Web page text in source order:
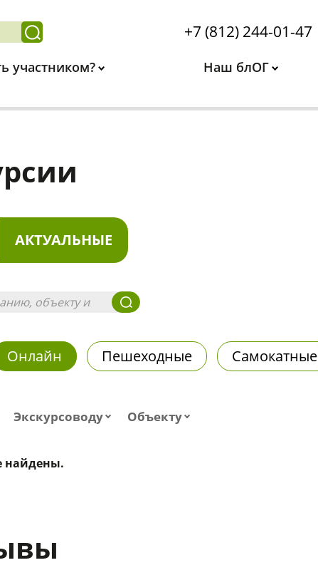
+7 (812) 244-01-47
участником? Наш блОГ
АКТУАЛЬНЫЕ
Онлайн Пешеходные Самокатные
Экскурсоводу Объекту
найдены.